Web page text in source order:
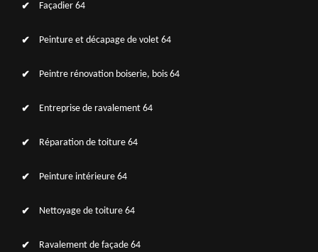
Façadier 64
Peinture et décapage de volet 64
Peintre rénovation boiserie, bois 64
Entreprise de ravalement 64
Réparation de toiture 64
Peinture intérieure 64
Nettoyage de toiture 64
Ravalement de façade 64